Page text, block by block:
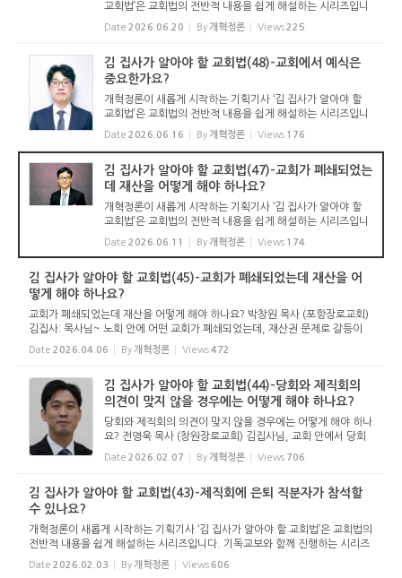
교회법’은 교회법의 전반적 내용을 쉽게 해설하는 시리즈입니
다. 기독교보와 함께 진행하는 시리즈로서 여기에 싣는 것은
기독교보의 허락을 받았습니다. 글 내용은 기독교보에 실린
Date 2026.06.20 By 개혁정론 Views225
김 집사가 알아야 할 교회법(48)-교회에서 예식은
중요한가요?
개혁정론이 새롭게 시작하는 기획기사 ‘김 집사가 알아야 할
교회법’은 교회법의 전반적 내용을 쉽게 해설하는 시리즈입니
다. 기독교보와 함께 진행하는 시리즈로서 여기에 싣는 것은
기독교보의 허락을 받았습니다. 글 내용은 기독교보에 실린
...
Date 2026.06.16 By 개혁정론 Views 176
김 집사가 알아야 할 교회법(47)-교회가 폐쇄되었는
데 재산을 어떻게 해야 하나요?
개혁정론이 새롭게 시작하는 기획기사 ‘김 집사가 알아야 할
교회법’은 교회법의 전반적 내용을 쉽게 해설하는 시리즈입니
다. 기독교보와 함께 진행하는 시리즈로서 여기에 싣는 것은
기독교보의 허락을 받았습니다. 글 내용은 기독교보에 실린
Date 2026.06.11 By 개혁정론 Views 174
김 집사가 알아야 할 교회법(45)-교회가 폐쇄되었는데 재산을 어
떻게 해야 하나요?
교회가 폐쇄되었는데 재산을 어떻게 해야 하나요? 박창원 목사 (포항장로교회)
김집사: 목사님~ 노회 안에 어떤 교회가 폐쇄되었는데, 재산권 문제로 갈등이
있다고 합니다. 교회가 폐쇄되었을 때, 교회 재산은 어떻게 해야 하나요? 김목
사: 네~ 집사님~ 교회...
Date 2026.04.06 By 개혁정론 Views472
김 집사가 알아야 할 교회법(44)-당회와 제직회의
의견이 맞지 않을 경우에는 어떻게 해야 하나요?
당회와 제직회의 의견이 맞지 않을 경우에는 어떻게 해야 하나
요? 전영욱 목사 (창원장로교회) 김집사님, 교회 안에서 당회
와 제직회의 의견이 서로 맞지 않을 때 어떻게 하면 좋을까요?
가장 먼저 기억해야 할 중요한 사실은, 교회가 인간의 감정이
Date 2026.02.07 By 개혁정론 Views 706
김 집사가 알아야 할 교회법(43)-제직회에 은퇴 직분자가 참석할
수 있나요?
개혁정론이 새롭게 시작하는 기획기사 ‘김 집사가 알아야 할 교회법’은 교회법의
전반적 내용을 쉽게 해설하는 시리즈입니다. 기독교보와 함께 진행하는 시리즈
로서 여기에 싣는 것은 기독교보의 허락을 받았습니다. 글 내용은 기독교보에
Date 2026.02.03 By 개혁정론 Views 606